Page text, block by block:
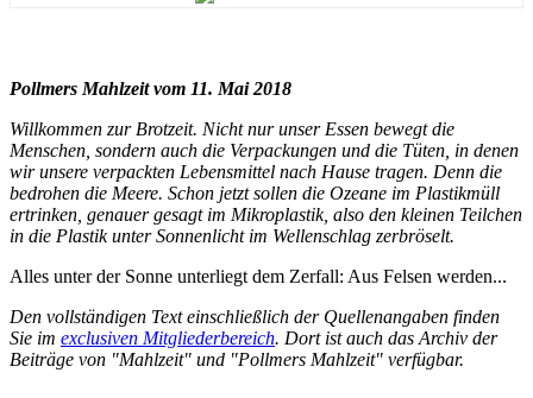
Pollmers Mahlzeit vom 11. Mai 2018
Willkommen zur Brotzeit. Nicht nur unser Essen bewegt die
Menschen, sondern auch die Verpackungen und die Tüten, in denen
wir unsere verpackten Lebensmittel nach Hause tragen. Denn die
bedrohen die Meere. Schon jetzt sollen die Ozeane im Plastikmüll
ertrinken, genauer gesagt im Mikroplastik, also den kleinen Teilchen
in die Plastik unter Sonnenlicht im Wellenschlag zerbröselt.
Alles unter der Sonne unterliegt dem Zerfall: Aus Felsen werden...
Den vollständigen Text einschließlich der Quellenangaben finden
Sie im exclusiven Mitgliederbereich. Dort ist auch das Archiv der
Beiträge von "Mahlzeit" und "Pollmers Mahlzeit" verfügbar.